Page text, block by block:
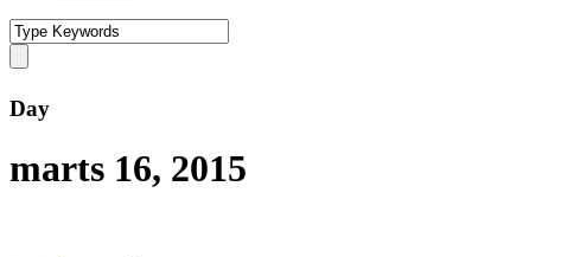
Day
marts 16, 2015